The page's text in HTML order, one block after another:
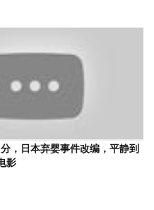
分，日本弃婴事件改编，平静到
影